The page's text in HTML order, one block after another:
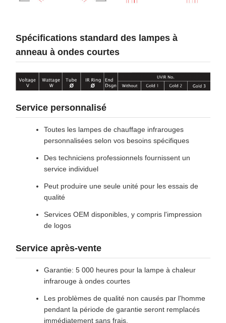
Spécifications standard des lampes à
anneau à ondes courtes
Service personnalisé
Toutes les lampes de chauffage infrarouges
personnalisées selon vos besoins spécifiques
Des techniciens professionnels fournissent un
service individuel
Peut produire une seule unité pour les essais de
qualité
Services OEM disponibles, y compris l'impression
de logos
Service après-vente
Garantie: 5 000 heures pour la lampe à chaleur
infrarouge à ondes courtes
Les problèmes de qualité non causés par l'homme
pendant la période de garantie seront remplacés
immédiatement sans frais.